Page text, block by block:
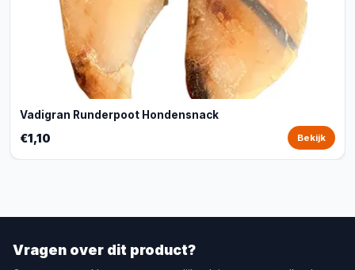
Vadigran Runderpoot Hondensnack
€1,10 Bekijk
Vragen over dit product?